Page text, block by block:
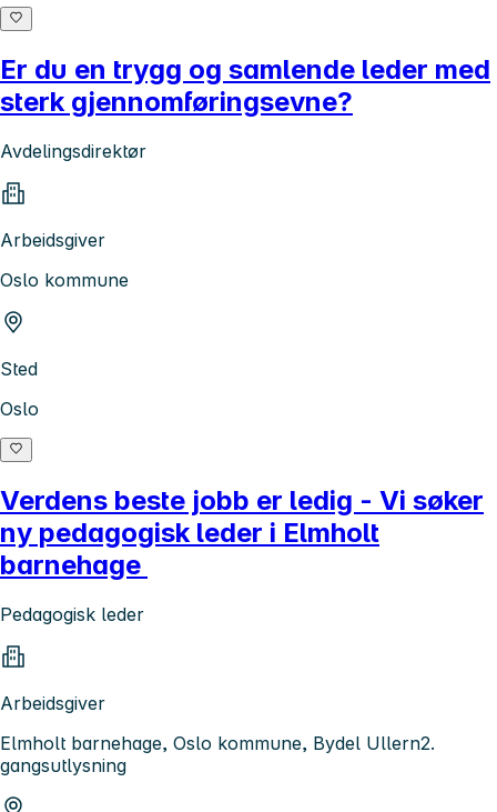
Er du en trygg og samlende leder med
sterk gjennomføringsevne?
Avdelingsdirektør
Arbeidsgiver
Oslo kommune
Sted
Oslo
Verdens beste jobb er ledig - Vi søker
ny pedagogisk leder i Elmholt
barnehage
Pedagogisk leder
Arbeidsgiver
Elmholt barnehage, Oslo kommune, Bydel Ullern2.
gangsutlysning